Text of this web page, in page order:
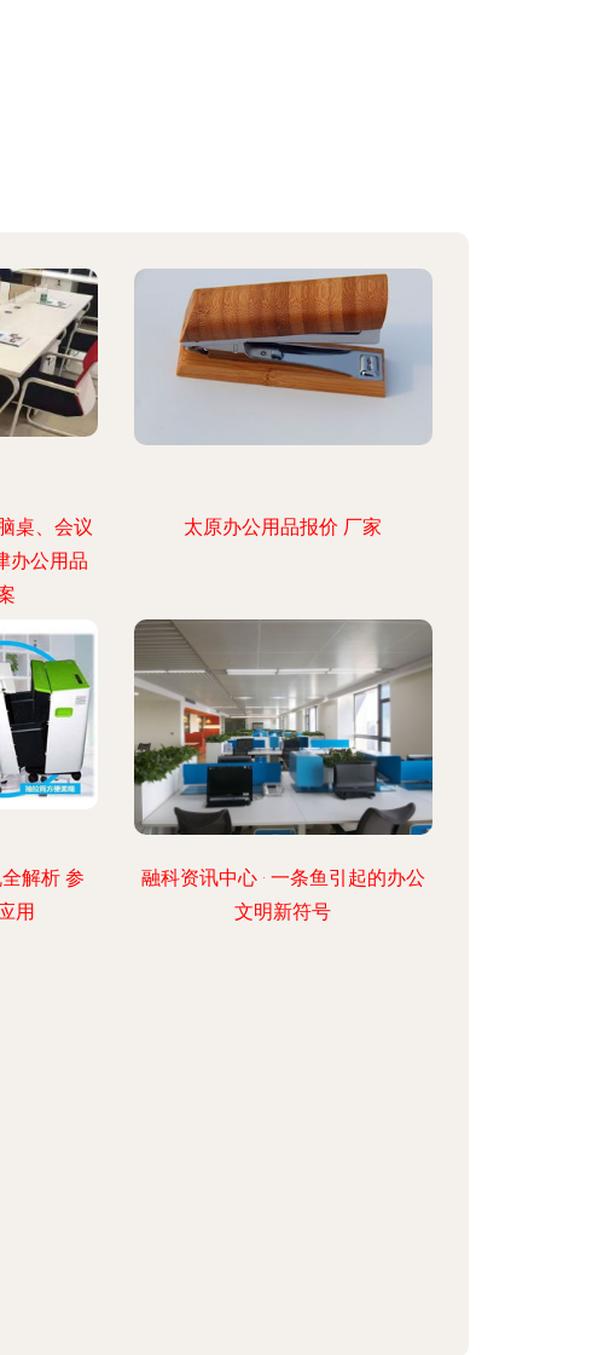
桌、会议
办公用品
太原办公用品报价 厂家
解析 参
用
融科资讯中心 · 一条鱼引起的办公
文明新符号